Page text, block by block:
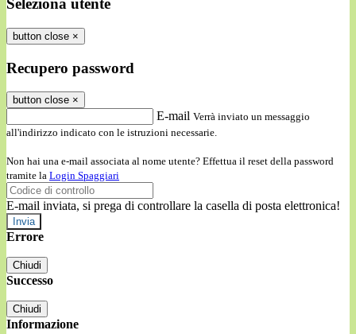
Seleziona utente
button close ×
Recupero password
button close ×
E-mail Verrà inviato un messaggio
all'indirizzo indicato con le istruzioni necessarie.
Non hai una e-mail associata al nome utente? Effettua il reset della password
tramite la Login Spaggiari
E-mail inviata, si prega di controllare la casella di posta elettronica!
Errore
Chiudi
Successo
Chiudi
Informazione